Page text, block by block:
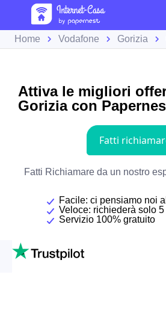
Home Vodafone Gorizia